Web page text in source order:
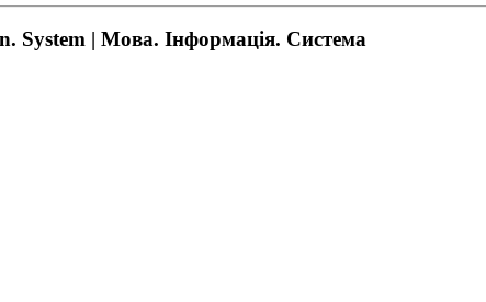
System | Мова. Інформація. Система